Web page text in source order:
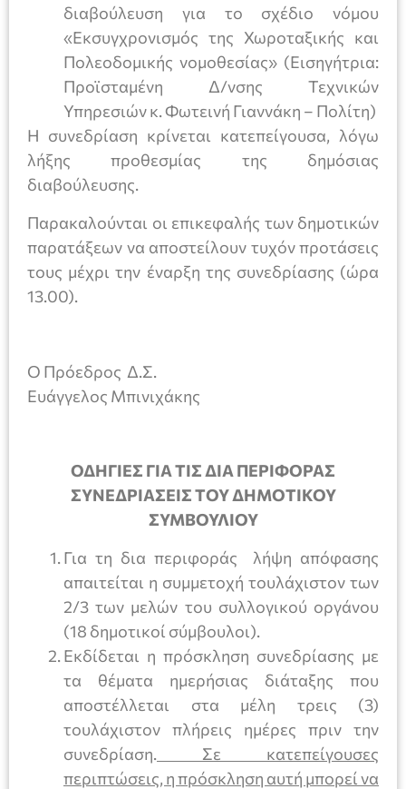
διαβούλευση για το σχέδιο νόμου
«Εκσυγχρονισμός της Χωροταξικής και
Πολεοδομικής νομοθεσίας» (Εισηγήτρια:
Προϊσταμένη Δ/νσης Τεχνικών
Υπηρεσιών κ. Φωτεινή Γιαννάκη – Πολίτη)
Η συνεδρίαση κρίνεται κατεπείγουσα, λόγω
λήξης προθεσμίας της δημόσιας
διαβούλευσης.
Παρακαλούνται οι επικεφαλής των δημοτικών
παρατάξεων να αποστείλουν τυχόν προτάσεις
τους μέχρι την έναρξη της συνεδρίασης (ώρα
13.00).
Ο Πρόεδρος Δ.Σ.
Ευάγγελος Μπινιχάκης
ΟΔΗΓΙΕΣ ΓΙΑ ΤΙΣ ΔΙΑ ΠΕΡΙΦΟΡΑΣ
ΣΥΝΕΔΡΙΑΣΕΙΣ ΤΟΥ ΔΗΜΟΤΙΚΟΥ
ΣΥΜΒΟΥΛΙΟΥ
Για τη δια περιφοράς λήψη απόφασης
απαιτείται η συμμετοχή τουλάχιστον των
2/3 των μελών του συλλογικού οργάνου
(18 δημοτικοί σύμβουλοι).
Εκδίδεται η πρόσκληση συνεδρίασης με
τα θέματα ημερήσιας διάταξης που
αποστέλλεται στα μέλη τρεις (3)
τουλάχιστον πλήρεις ημέρες πριν την
συνεδρίαση. Σε κατεπείγουσες
περιπτώσεις, η πρόσκληση αυτή μπορεί να